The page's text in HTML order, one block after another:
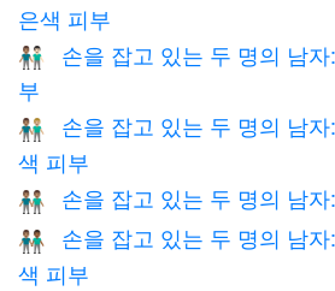
은색 피부
👨🏽‍🤝‍👨🏻
손을 잡고 있는 두 명의 남
부
👨🏽‍🤝‍👨🏼
손을 잡고 있는 두 명의 남
색 피부
👬🏽 손을 잡고 있는 두 명의 남
👨🏽‍🤝‍👨🏾
손을 잡고 있는 두 명의 남
색 피부